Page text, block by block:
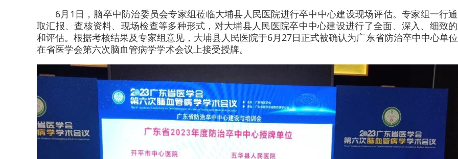
6月1日，脑卒中防治委员会专家组莅临大埔县人民医院进行卒中中心建设现场评估。专家组一行
取汇报、查核资料、现场检查等多种形式，对大埔县人民医院卒中中心建设进行了全面、深入、细致
和评估。根据考核结果及专家组意见，大埔县人民医院于6月27日正式被确认为广东省防治卒中中心单
在省医学会第六次脑血管病学学术会议上接受授牌。